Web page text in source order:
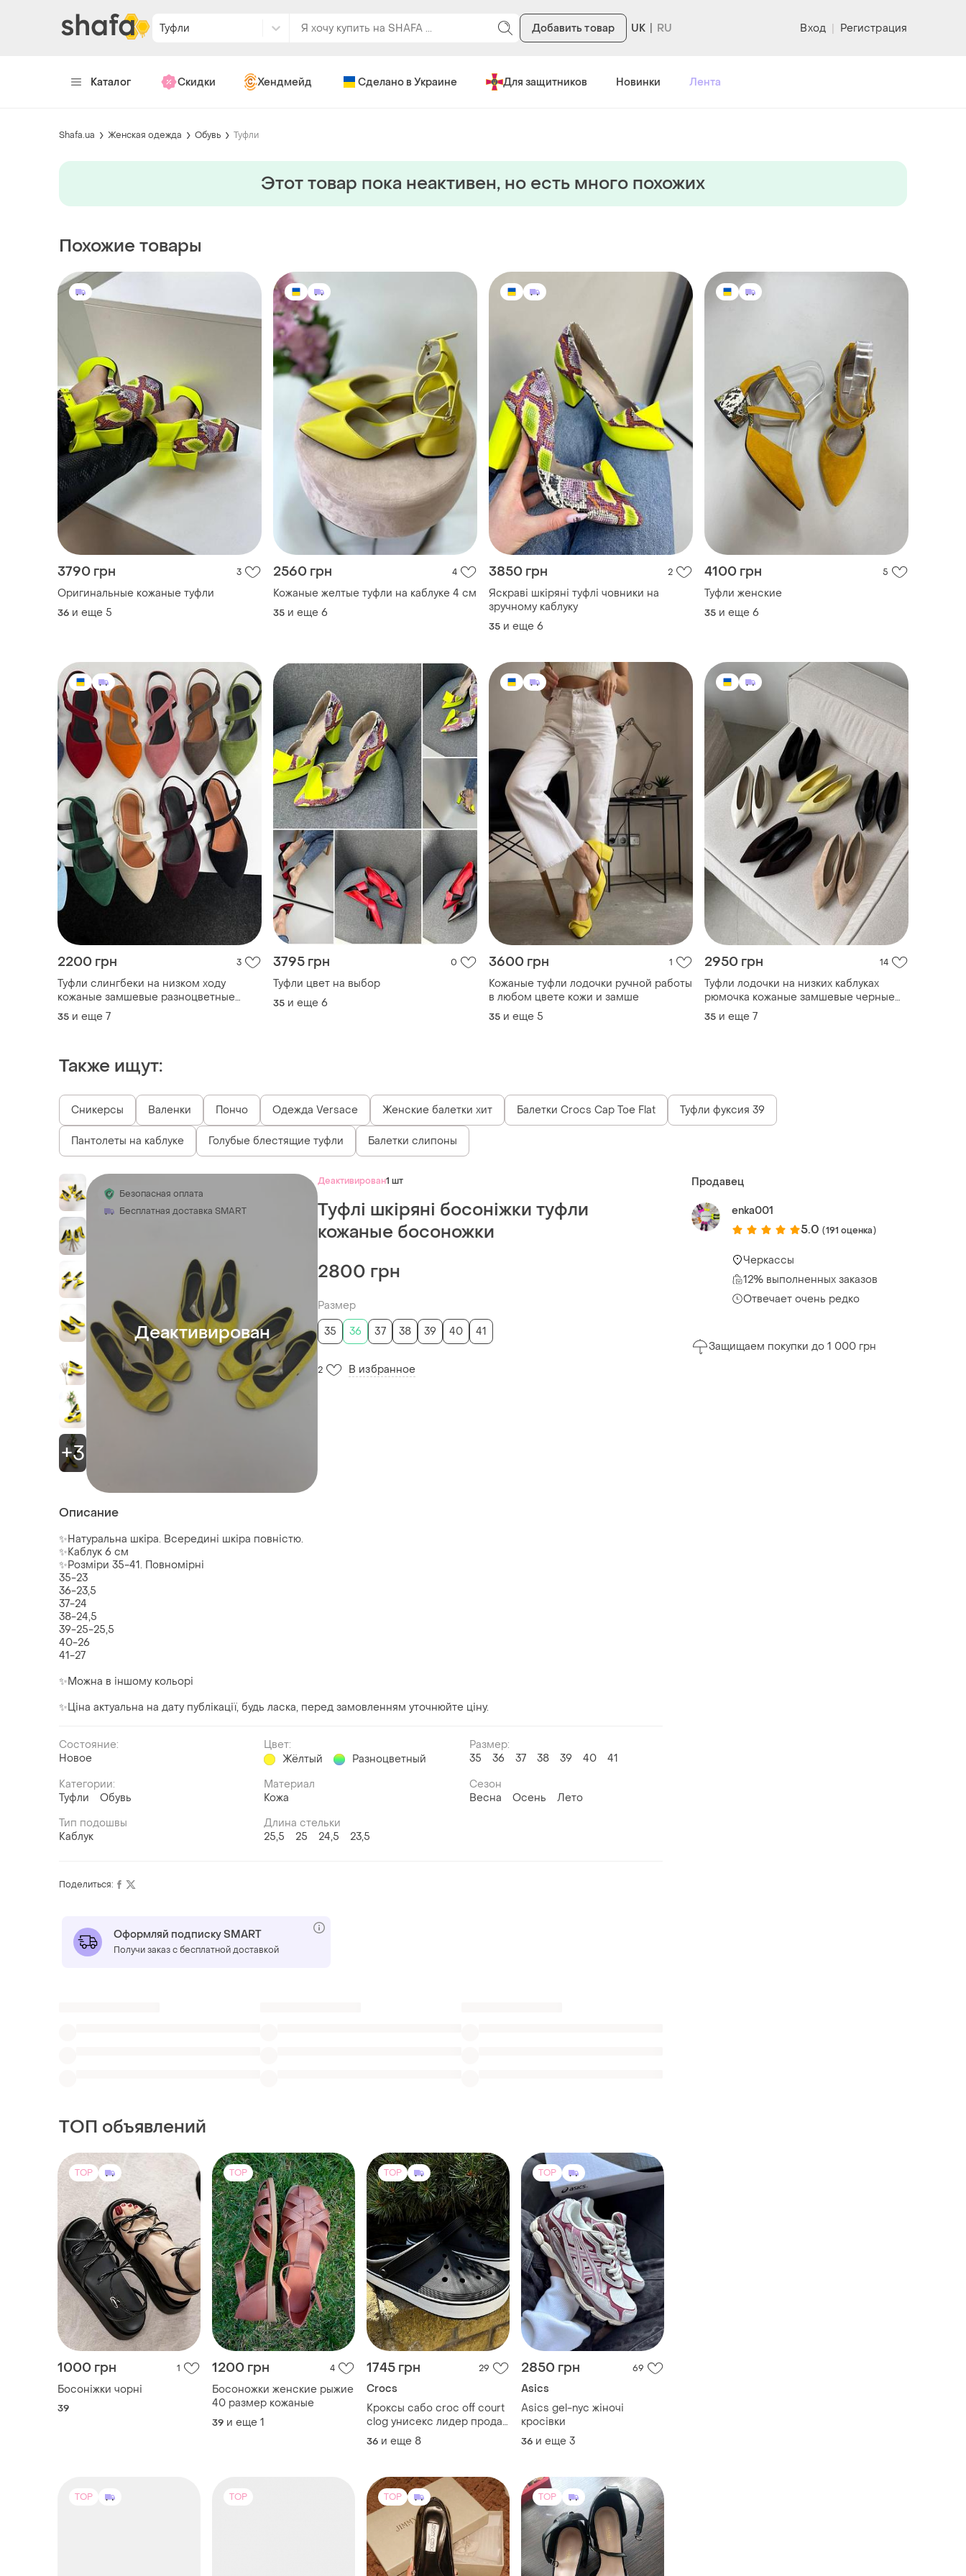
Туфли Добавить товар UK Вход | Регистрация
Каталог Скидки Хендмейд Сделано в Украине Для защитников Новинки Лента
Shafa.ua Женская одежда Обувь Туфли
Этот товар пока неактивен, но есть много похожих
Похожие товары
3790 грн 3
Оригинальные кожаные туфли
36 и еще 5
2560 грн 4
Кожаные желтые туфли на каблуке 4 см
35 и еще 6
3850 грн 2
Яскраві шкіряні туфлі човники на
зручному каблуку
35 и еще 6
4100 грн 5
Туфли женские
35 и еще 6
2200 грн 3
Туфли слингбеки на низком ходу
кожаные замшевые разноцветные
11763 11780
35 и еще 7
3795 грн 0
Туфли цвет на выбор
35 и еще 6
3600 грн 1
Кожаные туфли лодочки ручной работы
в любом цвете кожи и замше
35 и еще 5
2950 грн 14
Туфли лодочки на низких каблуках
рюмочка кожаные замшевые черные
шоколадные желтые розовые красные
11321 11326
35 и еще 7
Также ищут:
Сникерсы Валенки Пончо Одежда Versace Женские балетки хит Балетки Crocs Cap Toe Flat Туфли фуксия 39
Пантолеты на каблуке Голубые блестящие туфли Балетки слипоны
+3
Безопасная оплата
Бесплатная доставка SMART
Деактивирован
Деактивирован1 шт
Туфлі шкіряні босоніжки туфли
кожаные босоножки
2800 грн
Размер
35
36 37 38 39 40 41
2 В избранное
Описание
✨Натуральна шкіра. Всередині шкіра повністю.
✨Каблук 6 см
✨Розміри 35-41. Повномірні
35-23
36-23,5
37-24
38-24,5
39-25-25,5
40-26
41-27
✨Можна в іншому кольорі
✨Ціна актуальна на дату публікації, будь ласка, перед замовленням уточнюйте ціну.
Состояние:
Новое
Цвет:
Жёлтый
Разноцветный
Размер:
35
36 37 38 39 40
41
Категории:
Туфли
Обувь
Материал
Кожа
Сезон
Весна
Осень
Лето
Тип подошвы
Каблук
Длина стельки
25,5
25 24,5 23,5
Продавец
enka001
5.0 (191 оценка)
Черкассы
12% выполненных заказов
Отвечает очень редко
Защищаем покупки до 1 000 грн
Поделиться:
Оформляй подписку SMART
Получи заказ с бесплатной доставкой
1000 грн 1
Босоніжки чорні
39
1200 грн 4
Босоножки женские рыжие
40 размер кожаные
39 и еще 1
1745 грн 29
Crocs
Кроксы сабо croc off court
clog унисекс лидер продаж
crocs кроксы сабо black off
court black crocs
36 и еще 8
2850 грн
Asics
Asics gel-nyc жіночі
кросівки
36 и еще 3
1